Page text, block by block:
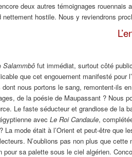
deux autres témoignages
hostile. Nous y reviendrons
Salammbô fut immédiat, surtout côté
que cet engouement manifesté
dont nous portons le sang, remontent-ils
de la poésie de Maupassant ? Nous
Le faste séducteur et grandiose de la
avec Le Roi Candaule,
La mode était à l’Orient et peut-être que
N’oublions pas non plus que
pour sa palette sous le ciel algérien.